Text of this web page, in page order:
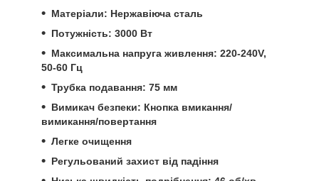
Матеріали: Нержавіюча сталь
Потужність: 3000 Вт
Максимальна напруга живлення: 220-240V,
50-60 Гц
Трубка подавання: 75 мм
Вимикач безпеки: Кнопка вмикання/
вимикання/повертання
Легке очищення
Регульований захист від падіння